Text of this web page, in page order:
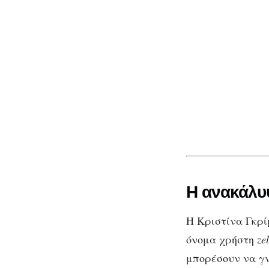
Η
Η Κριστίνα
όνομα χρήστη
μπορέσουν να